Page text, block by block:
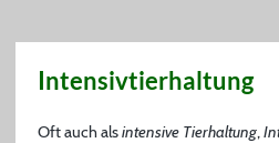
Intensivtierhaltung
Oft auch alsintensive Tierhaltung,